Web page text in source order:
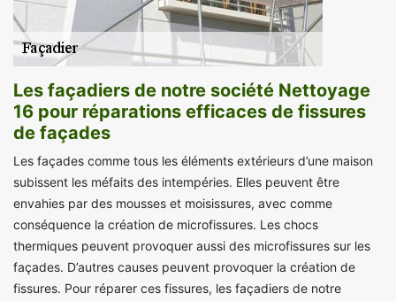
Les façadiers de notre société Nettoyage
16 pour réparations efficaces de fissures
de façades
Les façades comme tous les éléments extérieurs d’une maison
subissent les méfaits des intempéries. Elles peuvent être
envahies par des mousses et moisissures, avec comme
conséquence la création de microfissures. Les chocs
thermiques peuvent provoquer aussi des microfissures sur les
façades. D’autres causes peuvent provoquer la création de
fissures. Pour réparer ces fissures, les façadiers de notre